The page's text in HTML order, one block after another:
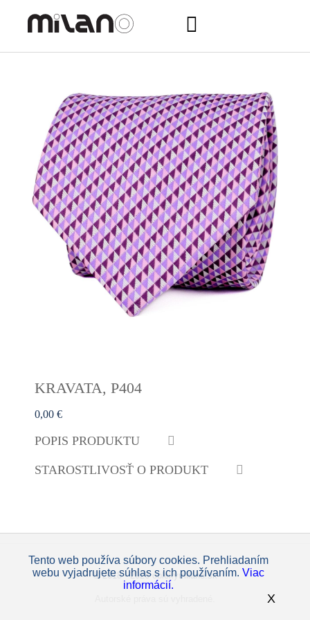
KRAVATA, P404
0,00 €
POPIS PRODUKTU
STAROSTLIVOSŤ O PRODUKT
© 2018 - 2026 oblekymilano.sk
Tento web používa súbory cookies. Prehliadaním
webu vyjadrujete súhlas s ich používaním. Viac
informácií.
X